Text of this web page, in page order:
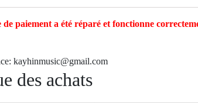
de paiement a été réparé et fonctionne
kayhinmusic@gmail.com
des achats